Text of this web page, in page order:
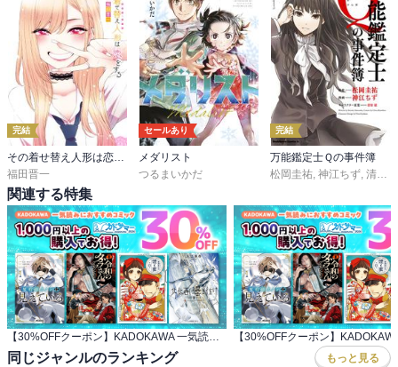
完結
福田晋一
セールあり
メダリスト
つるまいかだ
完結
万能鑑定士Ｑの事件簿
松岡圭祐 神江ちず 清原紘
関連する特集
同じジャンルのランキング もっと見る